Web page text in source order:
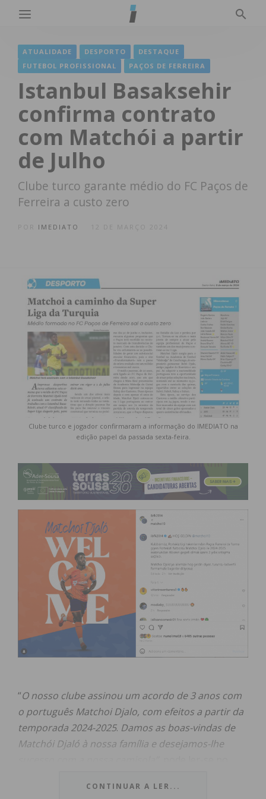
ATUALIDADE DESPORTO
DESTAQUE
FUTEBOL PROFISSIONAL
PAÇOS DE FERREIRA
Istanbul Basaksehir
confirma contrato
com Matchói a partir
de Julho
Clube turco garante médio do FC Paços de
Ferreira a custo zero
IMEDIATO 12 DE MARÇO 2024
Clube turco e jogador confirmaram a informação do IMEDIATO na
edição papel da passada sexta-feira.
“O nosso clube assinou um acordo de 3 anos com
o português Matchoi Djalo, com efeitos a partir da
temporada 2024-2025. Damos as boas-vindas de
Matchói Djaló à nossa família e desejamos-lhe
6º Classificado da Super Liga turca, entretanto
CONTINUAR A LER...